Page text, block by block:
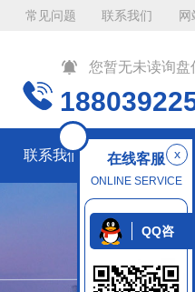
常见问题 联系我们
您暂无未读询盘
联系我们 x
在线客服
ONLINE SERVICE
QQ咨
询